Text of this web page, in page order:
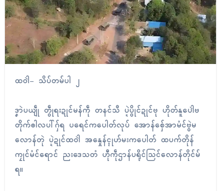
ထဝါဲ- သိပ်တမ်ပါ ၂
ဒၞာဲပယျဵု တွဵုရးဍုၚ်မန်ကဵု တနၚ်သဳ ပ္ဍဲပွိုၚ်ဍုၚ်ဗု ဟိုတ်နူပေါဲဗ
တိုက်ၜါလပါ်ဂှ်ရ ပရေၚ်ကပေါတ်လုပ် အောန်စှ်ေအာမံၚ်ဗွဲမ
လောန်တုဲ ပ္ဍဲဍုၚ်ထဝါဲ အနှေုန်ၚုဟ်မးကပေါတ် ထပက်တိုန်
ကၠုၚ်မံၚ်ရောၚ် ညးဒေသတံ ဟီုကဵုဌာန်ပရိုၚ်သြင်လောန်တိုင်မ်
ရ။